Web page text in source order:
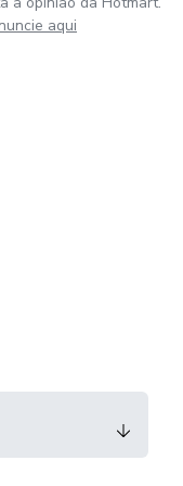
aqui